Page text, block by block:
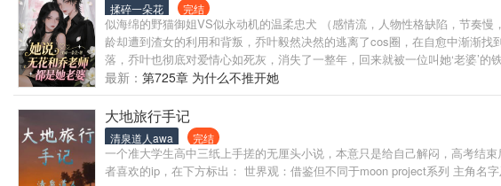
揉碎一朵花 完结
似海绵的野猫御姐VS似永动机的温柔忠犬 （感情流，人物性格缺陷，节奏
龄却遭到渣女的利用和背叛，乔叶毅然决然的逃离了cos圈，在自愈中渐渐
落，乔叶也彻底对爱情心如死灰，消失了一整年，回来就被一位叫她‘老婆’
守候，掏心掏肺的那一句： “无花大人，请做我老婆。” 她们爱了，她们见了
最新： 第725章 为什么不推开她
大地旅行手记
清泉道人awa 完结
一个准大学生高中三纸上手搓的无厘头小说，本意只是给自己解闷，高考结
者喜欢的ip，在下方标出： 世界观：借鉴但不同于moon project系列 主角名